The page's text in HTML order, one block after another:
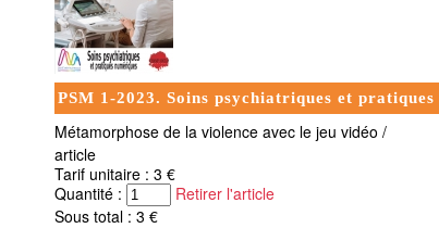
PSM 1-2023. Soins psychiatriques et pratiques
Métamorphose de la violence avec le jeu vidéo /
article
Tarif unitaire : 3 €
Quantité :
Retirer l'article
Sous total : 3 €